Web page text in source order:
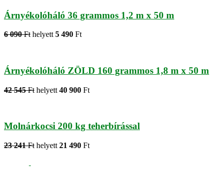
Árnyékolóháló 36 grammos 1,2 m x 50 m
6 090 Ft helyett 5 490 Ft
Árnyékolóháló ZÖLD 160 grammos 1,8 m x 50 m
42 545 Ft helyett 40 900 Ft
Molnárkocsi 200 kg teherbírással
23 241 Ft helyett 21 490 Ft